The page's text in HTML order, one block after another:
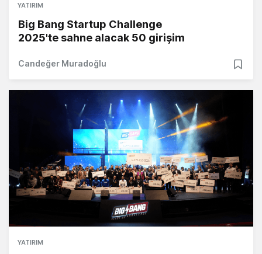
YATIRIM
Big Bang Startup Challenge
2025'te sahne alacak 50 girişim
Candeğer Muradoğlu
YATIRIM